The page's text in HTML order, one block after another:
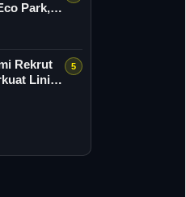
Park,
Rekrut
Lini